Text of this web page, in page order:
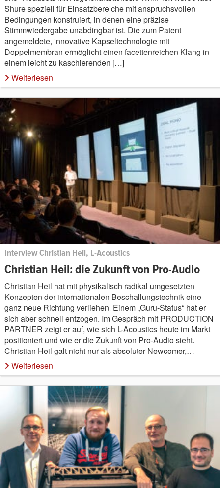
Shure speziell für Einsatzbereiche mit anspruchsvollen
Bedingungen konstruiert, in denen eine präzise
Stimmwiedergabe unabdingbar ist. Die zum Patent
angemeldete, innovative Kapseltechnologie mit
Doppelmembran ermöglicht einen facettenreichen Klang in
einem leicht zu kaschierenden […]
Weiterlesen
Interview Christian Heil, L-Acoustics
Christian Heil: die Zukunft von Pro-Audio
Christian Heil hat mit physikalisch radikal umgesetzten
Konzepten der internationalen Beschallungstechnik eine
ganz neue Richtung verliehen. Einem „Guru-Status“ hat er
sich aber schnell entzogen. Im Gespräch mit PRODUCTION
PARTNER zeigt er auf, wie sich L-Acoustics heute im Markt
positioniert und wie er die Zukunft von Pro-Audio sieht.
Christian Heil galt nicht nur als absoluter Newcomer,…
Weiterlesen